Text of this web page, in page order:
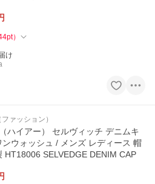
pt）
け
ァッション）
ハイアー） セルヴィッチ デニムキ
ンウォッシュ / メンズ レディース 帽
HT18006 SELVEDGE DENIM CAP